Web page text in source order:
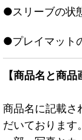
●スリーブの状
●プレイマット
【商品名と商品
商品名に記載さ
だいております。